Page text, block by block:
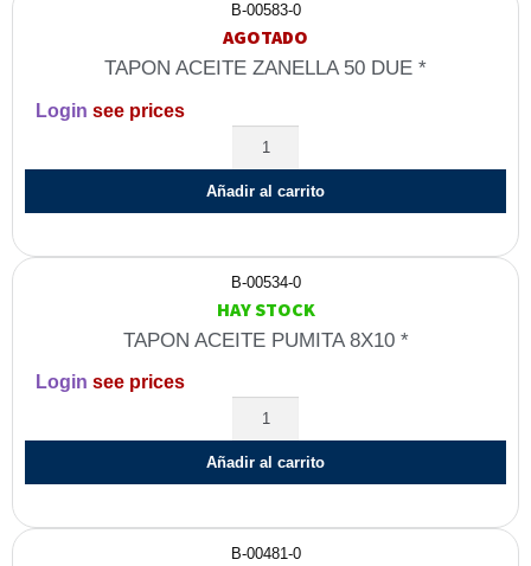
B-00583-0
AGOTADO
TAPON ACEITE ZANELLA 50 DUE *
Login see prices
Añadir al carrito
B-00534-0
HAY STOCK
TAPON ACEITE PUMITA 8X10 *
Login see prices
Añadir al carrito
B-00481-0